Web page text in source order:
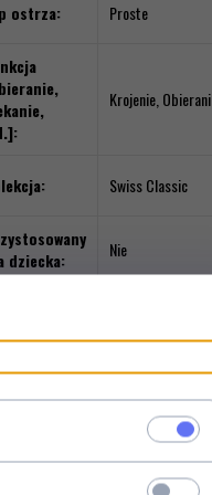
ostrza: Proste
Krojenie,
Swiss Classic
dziecka:
Nie
Filmy video